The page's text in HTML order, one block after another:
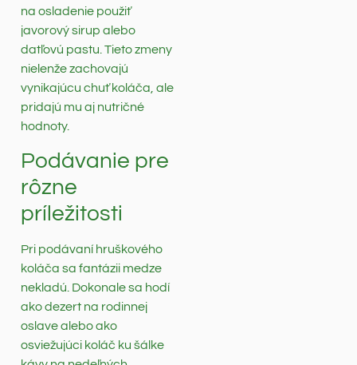
na osladenie použiť
javorový sirup alebo
datľovú pastu. Tieto zmeny
nielenže zachovajú
vynikajúcu chuť koláča, ale
pridajú mu aj nutričné
hodnoty.
Podávanie pre
rôzne
príležitosti
Pri podávaní hruškového
koláča sa fantázii medze
nekladú. Dokonale sa hodí
ako dezert na rodinnej
oslave alebo ako
osviežujúci koláč ku šálke